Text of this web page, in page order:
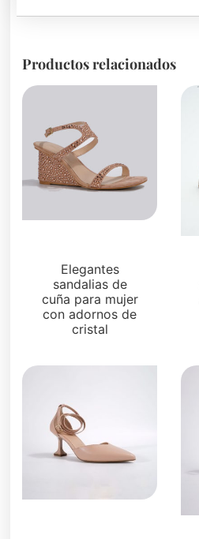
Productos relacionados
Elegantes
sandalias de
cuña para mujer
con adornos de
cristal